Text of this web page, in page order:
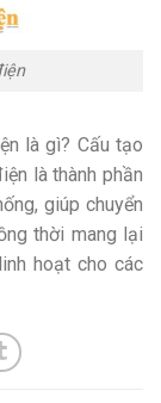
là gì? Cấu tạo
là thành phần
giúp chuyển
thời mang lại
hoạt cho các